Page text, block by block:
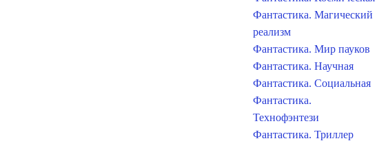
Фантастика. Магический
реализм
Фантастика. Мир пауков
Фантастика. Научная
Фантастика. Социальная
Фантастика.
Технофэнтези
Фантастика. Триллер